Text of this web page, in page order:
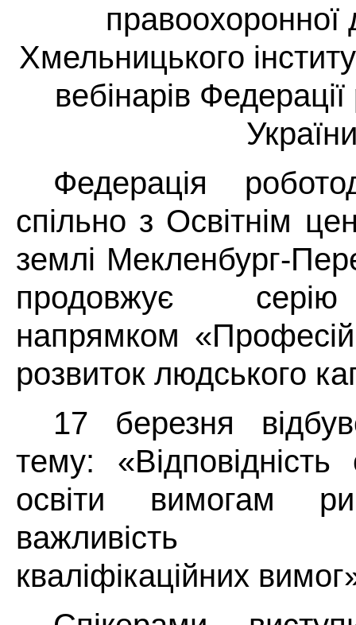
правоохоронної
Хмельницького
вебінарів
Федерація
спільно з Освітнім
землі Мекленбург-
продовжує серію
напрямком
розвиток людського
17 березня
тему:
освіти вимогам
важливість
кваліфікаційних